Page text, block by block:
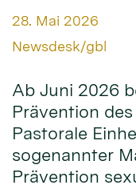
Datum:
28. Mai 2026
Von:
Newsdesk/gbl
Ab Juni 2026
Prävention
Pastorale
sogenannter
Prävention